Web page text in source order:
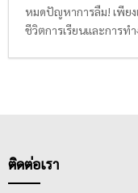
หมดปัญหาการลืม! เพีย
ชีวิตการเรียนและการท
เขียนรายละเอียดของ
ติดต่อเรา